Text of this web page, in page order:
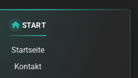
START
Startseite
Kontakt